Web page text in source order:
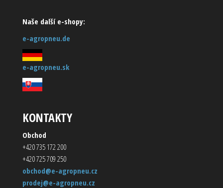
Naše další e-shopy:
e-agropneu.de
e-agropneu.sk
KONTAKTY
Obchod
+420 735 172 200
+420 725 709 250
obchod@e-agropneu.cz
prodej@e-agropneu.cz